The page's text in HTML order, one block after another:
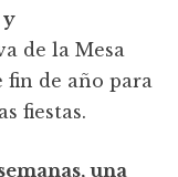
y
de la Mesa
fin de año para
fiestas.
una